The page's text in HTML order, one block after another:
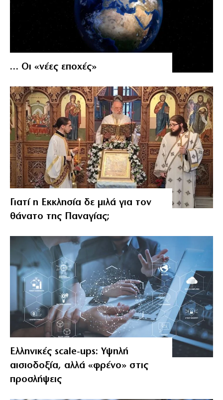
… Οι «νέες εποχές»
Γιατί η Εκκλησία δε μιλά για τον
θάνατο της Παναγίας;
Ελληνικές scale-ups: Υψηλή
αισιοδοξία, αλλά «φρένο» στις
προσλήψεις